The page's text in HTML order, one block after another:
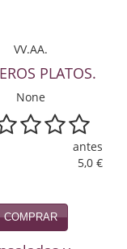
VV.AA.
PLATOS.
None
antes
5,0 €
COMPRAR